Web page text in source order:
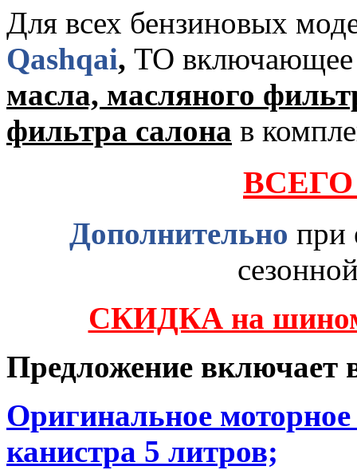
Для всех бензиновых
Qashqai, ТО включающее
масла, масляного
фильтра салона в
ВСЕГО
Дополнительно при
СКИДКА на
Предложение включает
Оригинальное
канистра 5 литров;